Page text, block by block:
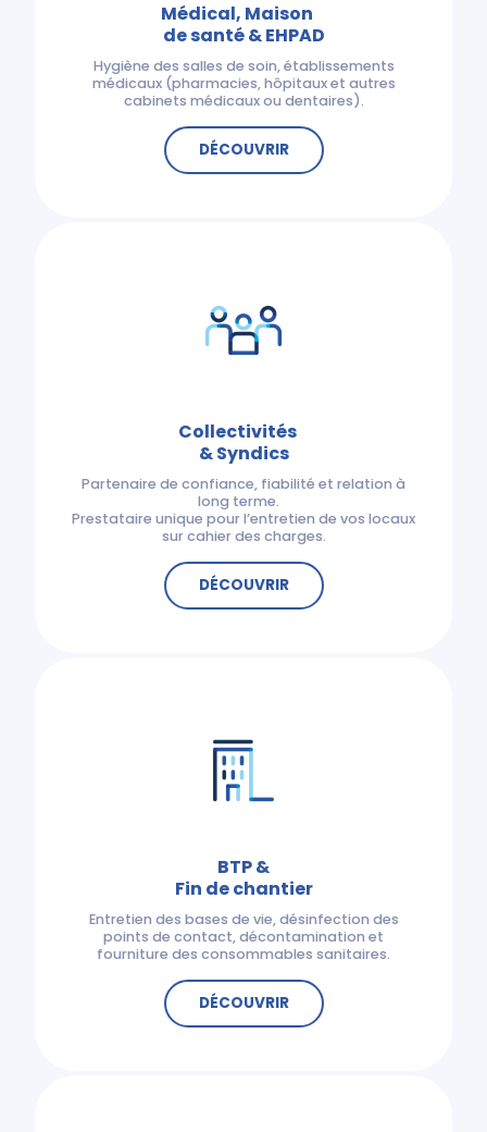
Médical, Maison
de santé & EHPAD
Hygiène des salles de soin, établissements
médicaux (pharmacies, hôpitaux et autres
cabinets médicaux ou dentaires).
DÉCOUVRIR
Collectivités
& Syndics
Partenaire de confiance, fiabilité et relation à
long terme.
Prestataire unique pour l’entretien de vos locaux
sur cahier des charges.
DÉCOUVRIR
BTP &
Fin de chantier
Entretien des bases de vie, désinfection des
points de contact, décontamination et
fourniture des consommables sanitaires.
DÉCOUVRIR